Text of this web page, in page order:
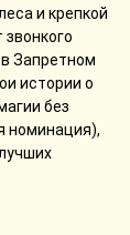
и крепкой
Запретном
истории о
без
номинация),